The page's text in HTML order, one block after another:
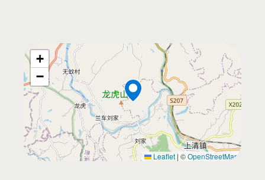
+
−
Leaflet | ©OpenStreetMap